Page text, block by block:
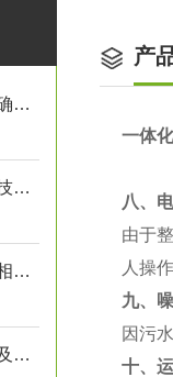
正确使用口腔牙科污水处理设备可确保处理效果
口腔牙科污水处理设备的相关处理技术介绍
口腔牙科污水处理设备与传统设备相比的优势介绍
口腔牙科污水处理设备的工作原理及出故障时需采取的措施介绍
产
一体
八、
由于
人操
九、
因污
十、